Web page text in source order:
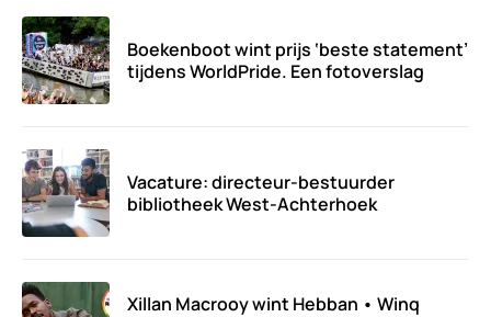
Boekenboot wint prijs ‘beste statement’
tijdens WorldPride. Een fotoverslag
Vacature: directeur-bestuurder
bibliotheek West-Achterhoek
Xillan Macrooy wint Hebban • Winq